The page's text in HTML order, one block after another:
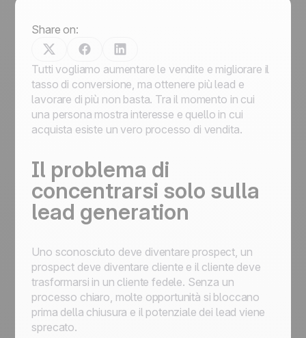
Share on:
Tutti vogliamo aumentare le vendite e migliorare il
tasso di conversione, ma ottenere più lead e
lavorare di più non basta. Tra il momento in cui
una persona mostra interesse e quello in cui
acquista esiste un vero processo di vendita.
Il problema di
concentrarsi solo sulla
lead generation
Uno sconosciuto deve diventare prospect, un
prospect deve diventare cliente e il cliente deve
trasformarsi in un cliente fedele. Senza un
processo chiaro, molte opportunità si bloccano
prima della chiusura e il potenziale dei lead viene
sprecato.